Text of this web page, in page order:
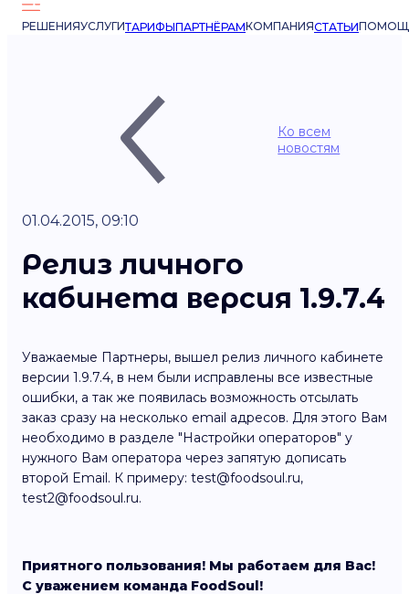
РЕШЕНИЯУСЛУГИТАРИФЫПАРТНЁРАМКОМПАНИЯСТАТЬИ
Ко всем
новостям
01.04.2015, 09:10
Релиз личного
кабинета версия 1.9.7.4
Уважаемые Партнеры, вышел релиз личного кабинете
версии 1.9.7.4, в нем были исправлены все известные
ошибки, а так же появилась возможность отсылать
заказ сразу на несколько email адресов. Для этого Вам
необходимо в разделе "Настройки операторов" у
нужного Вам оператора через запятую дописать
второй Email. К примеру: test@foodsoul.ru,
test2@foodsoul.ru.
Приятного пользования! Мы работаем для Вас!
С уважением команда FoodSoul!